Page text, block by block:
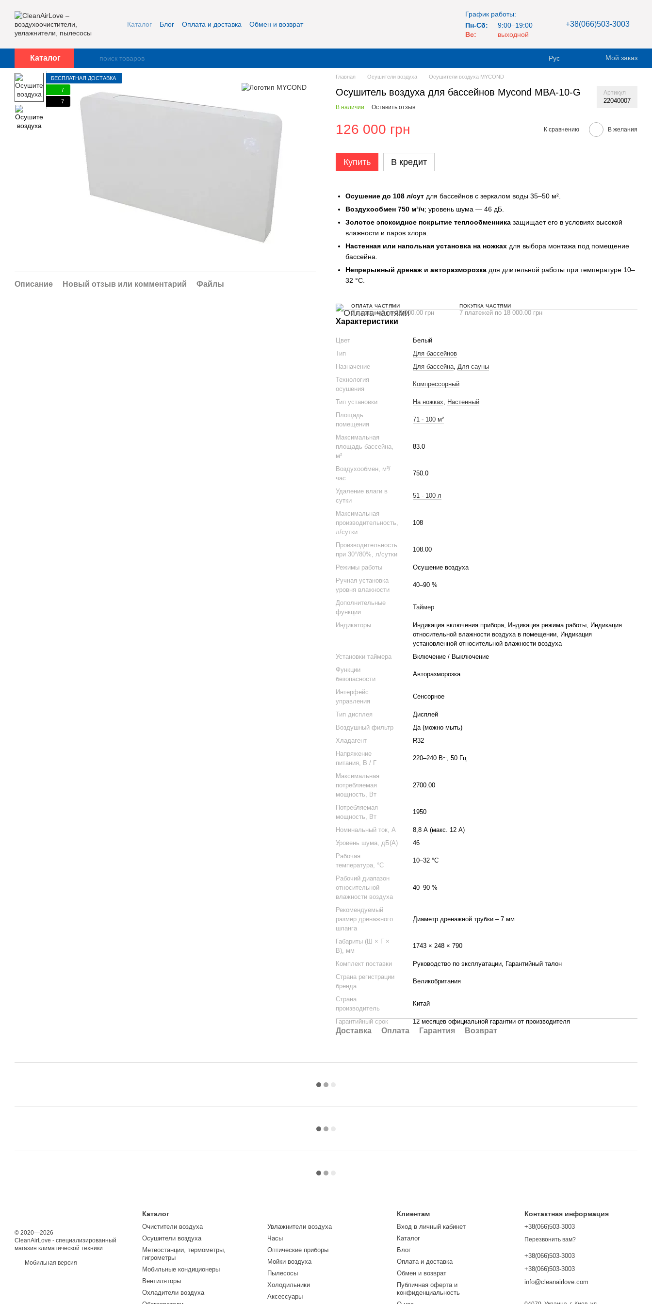
Каталог Блог Оплата и доставка
Обмен и возврат
График работы:
Пн-Сб:
9:00–19:00
Вс:
выходной
+38(066)503-3003
Каталог Рус Мой заказ
БЕСПЛАТНАЯ ДОСТАВКА
7
7
Описание Новый отзыв или комментарий Файлы
Главная Осушители воздуха Осушители воздуха MYCOND
Осушитель воздуха для бассейнов Mycond MBA-10-G Артикул
22040007
В наличии Оставить отзыв
126 000 грн К сравнению В желания
Купить В кредит
Осушение до 108 л/сут для бассейнов с зеркалом воды 35–50 м².
Воздухообмен 750 м³/ч; уровень шума — 46 дБ.
Золотое эпоксидное покрытие теплообменника защищает его в условиях высокой
влажности и паров хлора.
Настенная или напольная установка на ножках для выбора монтажа под помещение
бассейна.
Непрерывный дренаж и авторазморозка для длительной работы при температуре 10–
32 °C.
ОПЛАТА ЧАСТЯМИ
7 платежей по 18 000.00 грн
ПОКУПКА ЧАСТЯМИ
7 платежей по 18 000.00 грн
Характеристики
Цвет
Белый
Тип
Для бассейнов
Назначение
Для бассейна, Для сауны
Технология
осушения
Компрессорный
Тип установки На ножках, Настенный
Площадь
помещения
71 - 100 м²
Максимальная
площадь бассейна,
м²
83.0
Воздухообмен, м³/
час
750.0
Удаление влаги в
сутки
51 - 100 л
Максимальная
производительность,
л/сутки
108
Производительность
при 30°/80%, л/сутки
108.00
Режимы работы
Осушение воздуха
Ручная установка
уровня влажности
40–90 %
Дополнительные
функции
Таймер
Индикаторы
Индикация включения прибора, Индикация режима работы, Индикация
относительной влажности воздуха в помещении, Индикация
установленной относительной влажности воздуха
Установки таймера
Включение / Выключение
Функции
безопасности
Авторазморозка
Интерфейс
управления
Сенсорное
Тип дисплея
Дисплей
Воздушный фильтр
Да (можно мыть)
Хладагент
R32
Напряжение
питания, В / Г
220–240 В~, 50 Гц
Максимальная
потребляемая
мощность, Вт
2700.00
Потребляемая
мощность, Вт
1950
Номинальный ток, А
8,8 А (макс. 12 А)
Уровень шума, дБ(А)
46
Рабочая
температура, °С
10–32 °C
Рабочий диапазон
относительной
влажности воздуха
40–90 %
Рекомендуемый
размер дренажного
шланга
Диаметр дренажной трубки – 7 мм
Габариты (Ш × Г ×
В), мм
1743 × 248 × 790
Комплект поставки
Руководство по эксплуатации, Гарантийный талон
Страна регистрации
бренда
Великобритания
Страна
производитель
Китай
Гарантийный срок 12 месяцев официальной гарантии от производителя
Доставка Оплата Гарантия Возврат
© 2020—2026
CleanAirLove - специализированный
магазин климатической техники
Мобильная версия
Каталог
Очистители воздуха
Осушители воздуха
Метеостанции, термометры,
гигрометры
Мобильные кондиционеры
Вентиляторы
Охладители воздуха
Увлажнители воздуха
Часы
Оптические приборы
Мойки воздуха
Пылесосы
Холодильники
Аксессуары
Клиентам
Вход в личный кабинет
Каталог
Блог
Оплата и доставка
Обмен и возврат
Публичная оферта и
конфиденциальность
Контактная информация
+38(066)503-3003
Перезвонить вам?
+38(066)503-3003
+38(066)503-3003
info@cleanairlove.com